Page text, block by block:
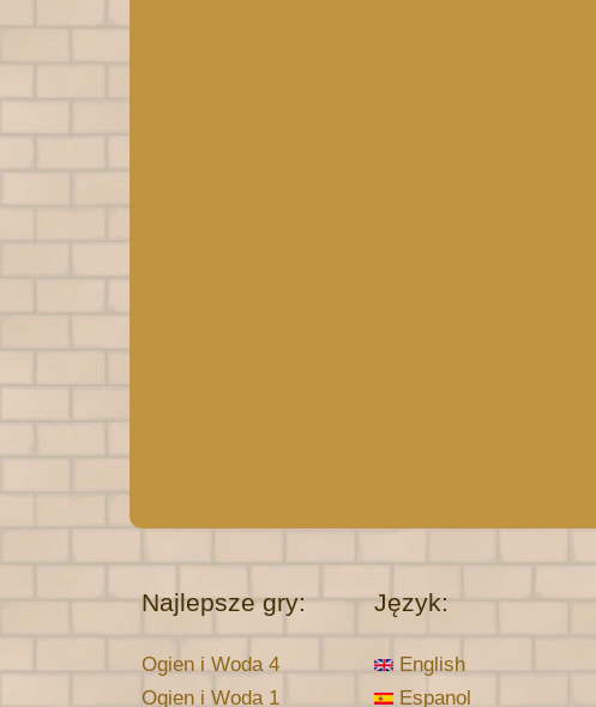
Najlepsze gry:
Ogien i Woda 4
Ogien i Woda 1
Język:
English
Espanol